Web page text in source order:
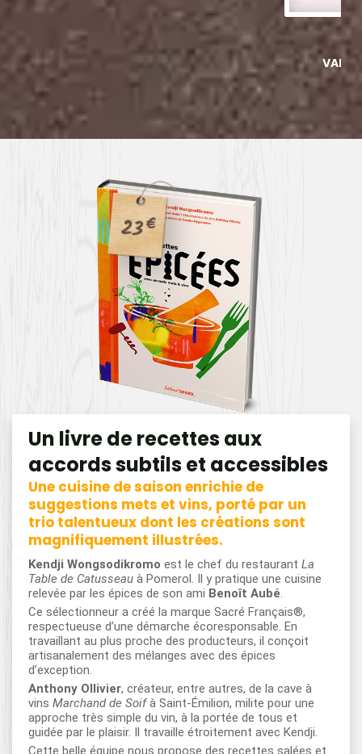
23€
Un livre de recettes aux
accords subtils et accessibles
Une cuisine de saison enrichie de
suggestions mets et vins, porté par un
trio talentueux dont les créations sont
magnifiquement illustrées.
Kendji Wongsodikromo est le chef du restaurant La
Table de Catusseau à Pomerol. Il y pratique une cuisine
relevée par les épices de son ami Benoît Aubé.
Ce sélectionneur a créé la marque Sacré Français®,
respectueuse d’une démarche écoresponsable. En
travaillant au plus proche des producteurs, il conçoit
artisanalement des mélanges avec des épices
d’exception.
Anthony Ollivier, créateur, entre autres, de la cave à
vins Marchand de Soifà Saint-Émilion, milite pour une
approche très simple du vin, à la portée de tous et
guidée par le plaisir. Il travaille étroitement avec Kendji.
Cette belle équipe nous propose des recettes salées et